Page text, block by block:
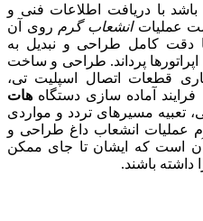
با دریافت اطلاعات فنی و
عملیاتانشعاب گرم روی آن
با دقت کامل طراحی و نبدیل به
اپراتورها پرداند. طراحی و ساخت
قطعات اتصال اسپلیت تی،
آماده سازی دستگاه هات
تعبیه مسیرهای تردد و مواردی
عملیات انشعاب داغ طراحی و
است که ایشان تا جای ممکن
داشته باشند.